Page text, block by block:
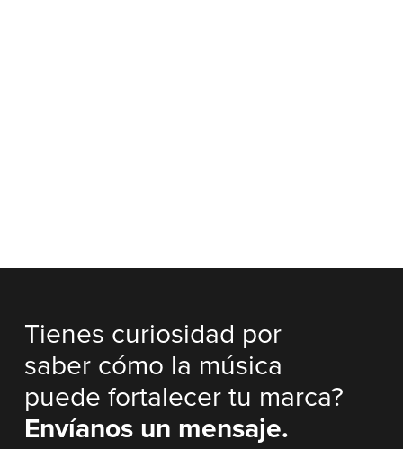
Tienes curiosidad por
saber cómo la música
puede fortalecer tu marca?
Envíanos un mensaje.